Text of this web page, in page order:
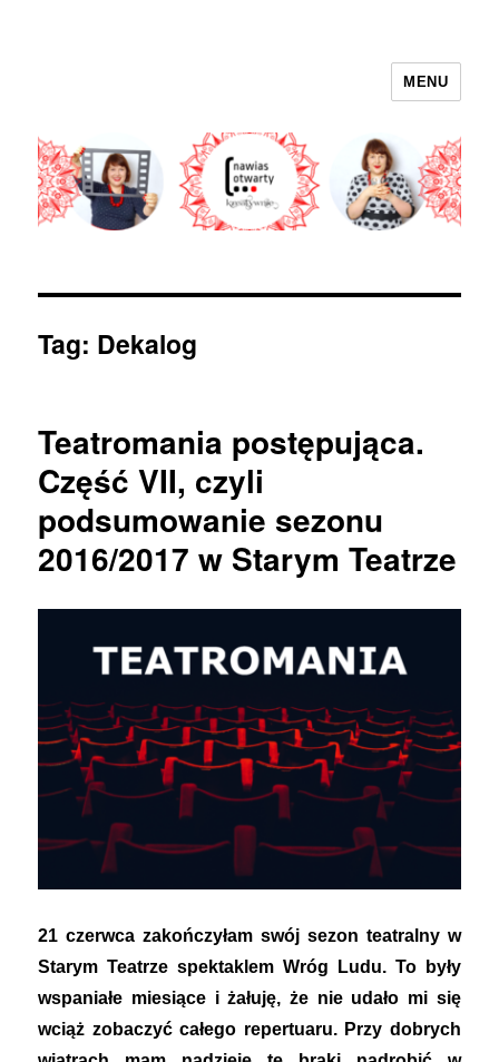
MENU
Tag: Dekalog
Teatromania postępująca.
Część VII, czyli
podsumowanie sezonu
2016/2017 w Starym Teatrze
21 czerwca zakończyłam swój sezon teatralny w
Starym Teatrze spektaklem Wróg Ludu. To były
wspaniałe miesiące i żałuję, że nie udało mi się
wciąż zobaczyć całego repertuaru. Przy dobrych